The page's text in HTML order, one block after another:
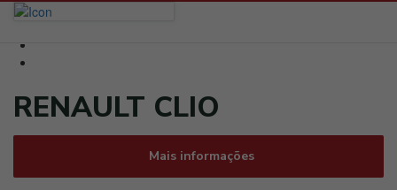
RENAULT CLIO
Mais informações